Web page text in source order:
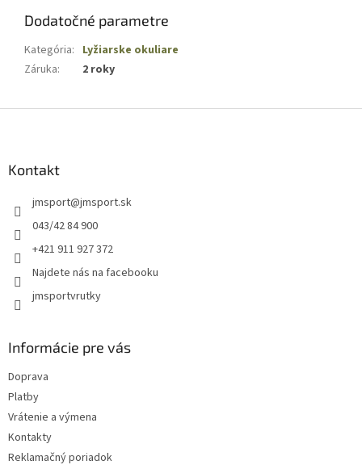
Dodatočné parametre
Kategória: Lyžiarske okuliare
Záruka: 2 roky
Kontakt
jmsport@jmsport.sk
043/42 84 900
+421 911 927 372
Najdete nás na facebooku
jmsportvrutky
Informácie pre vás
Doprava
Platby
Vrátenie a výmena
Kontakty
Reklamačný poriadok